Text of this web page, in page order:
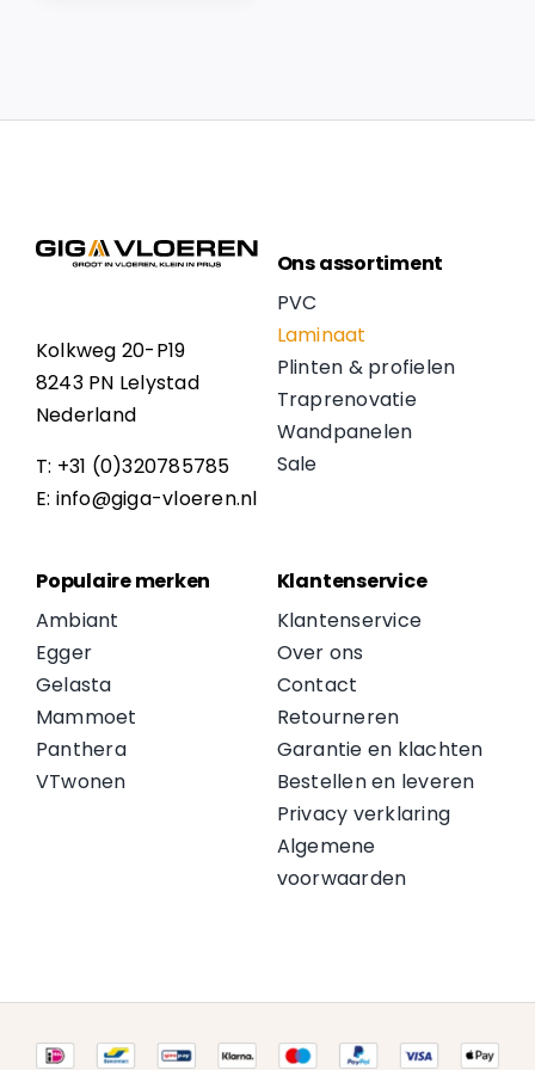
Kolkweg 20-P19
8243 PN Lelystad
Nederland
T: +31 (0)320785785
E: info@giga-vloeren.nl
Ons assortiment
PVC
Laminaat
Plinten & profielen
Traprenovatie
Wandpanelen
Sale
Populaire merken
Ambiant
Egger
Gelasta
Mammoet
Panthera
VTwonen
Klantenservice
Klantenservice
Over ons
Contact
Retourneren
Garantie en klachten
Bestellen en leveren
Privacy verklaring
Algemene
voorwaarden